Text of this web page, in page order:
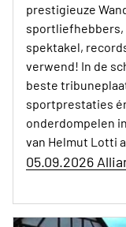
prestigieuze
sportliefhebbers,
spektakel,
verwend! In de
beste
sportprestaties
onderdompelen
van Helmut Lotti
05.09.2026